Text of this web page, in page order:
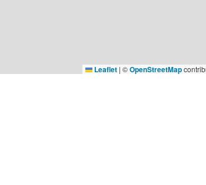
Leaflet | ©OpenStreetMap